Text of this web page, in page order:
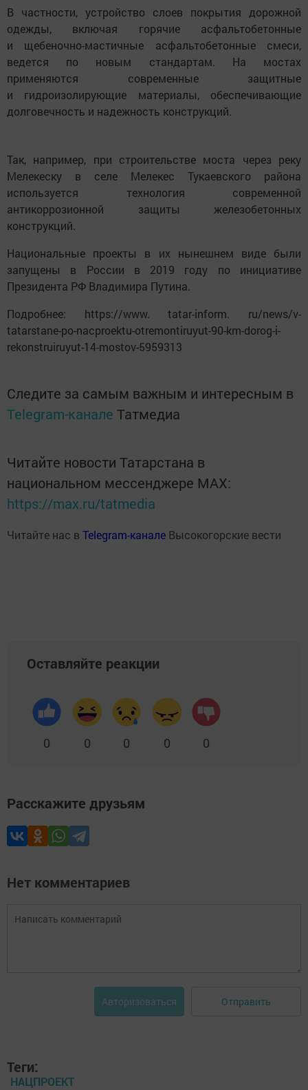
В частности, устройство слоев покрытия дорожной
одежды, включая горячие асфальтобетонные
и щебеночно-мастичные асфальтобетонные смеси,
ведется по новым стандартам. На мостах
применяются современные защитные
и гидроизолирующие материалы, обеспечивающие
долговечность и надежность конструкций.
Так, например, при строительстве моста через реку
Мелекеску в селе Мелекес Тукаевского района
используется технология современной
антикоррозионной защиты железобетонных
конструкций.
Национальные проекты в их нынешнем виде были
запущены в России в 2019 году по инициативе
Президента РФ Владимира Путина.
Подробнее: https://www. tatar-inform. ru/news/v-
tatarstane-po-nacproektu-otremontiruyut-90-km-dorog-i-
rekonstruiruyut-14-mostov-5959313
Следите за самым важным и интересным в
Telegram-канале Татмедиа
Читайте новости Татарстана в
национальном мессенджере MАХ:
https://max.ru/tatmedia
Читайте нас в Telegram-канале Высокогорские вести
Оставляйте реакции
0 0 0 0 0
Расскажите друзьям
Нет комментариев
Авторизоваться Отправить
Теги:
НАЦПРОЕКТ